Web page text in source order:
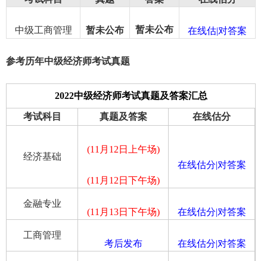
中级工商管理 暂未公布 暂未公布 在线估|对答案
参考历年中级经济师考试真题
2022中级经济师考试真题及答案汇总
考试科目 真题及答案 在线估分
经济基础
(11月12日上午场)
(11月12日下午场)
在线估分|对答案
金融专业
(11月13日下午场)
在线估分|对答案
工商管理
考后发布
在线估分|对答案